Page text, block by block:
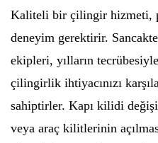
Kaliteli bir çilingir hizmeti,
deneyim gerektirir.
ekipleri, yılların
çilingirlik ihtiyacınızı
sahiptirler. Kapı kilidi
veya araç kilitlerinin